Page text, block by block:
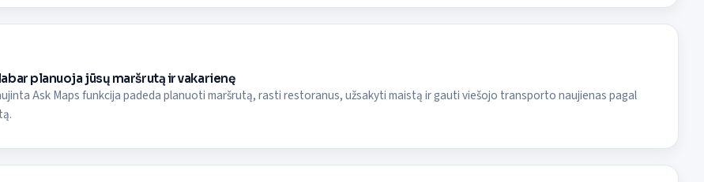
planuoja jūsų maršrutą ir vakarienę
Ask Maps funkcija padeda planuoti maršrutą, rasti restoranus, užsakyti maistą ir gauti viešojo transporto naujienas pagal